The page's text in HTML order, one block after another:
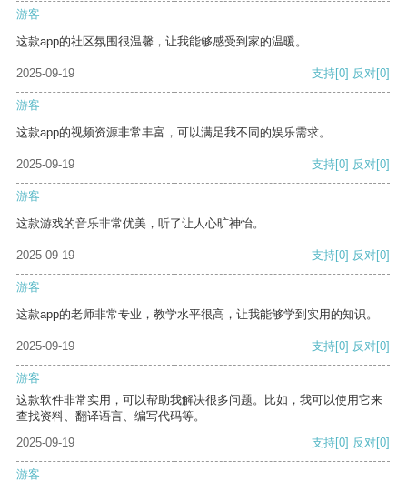
游客
这款app的社区氛围很温馨，让我能够感受到家的温暖。
2025-09-19 支持[0] 反对[0]
游客
这款app的视频资源非常丰富，可以满足我不同的娱乐需求。
2025-09-19 支持[0] 反对[0]
游客
这款游戏的音乐非常优美，听了让人心旷神怡。
2025-09-19 支持[0] 反对[0]
游客
这款app的老师非常专业，教学水平很高，让我能够学到实用的知识。
2025-09-19 支持[0] 反对[0]
游客
这款软件非常实用，可以帮助我解决很多问题。比如，我可以使用它来
查找资料、翻译语言、编写代码等。
2025-09-19
支持[0] 反对[0]
游客